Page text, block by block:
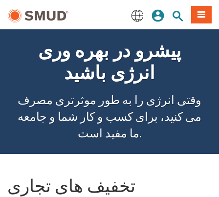
English
ورودسایتمنو
پیشرو در بهره وری
انرژی باشید
وقتی انرژی را به طور موثرتری مصرف
می کنید، برای کسب و کار شما و جامعه
ما مفید است.
تخفیف های تجاری